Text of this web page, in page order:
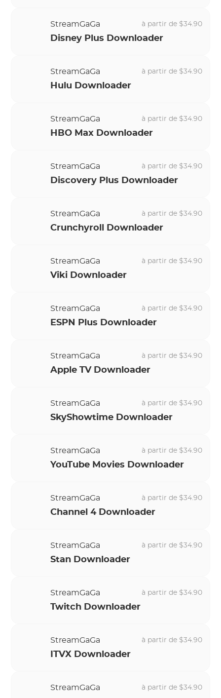
StreamGaGa à partir de $34.90
Disney Plus Downloader
StreamGaGa à partir de $34.90
Hulu Downloader
StreamGaGa à partir de $34.90
HBO Max Downloader
StreamGaGa à partir de $34.90
Discovery Plus Downloader
StreamGaGa à partir de $34.90
Crunchyroll Downloader
StreamGaGa à partir de $34.90
Viki Downloader
StreamGaGa à partir de $34.90
ESPN Plus Downloader
StreamGaGa à partir de $34.90
Apple TV Downloader
StreamGaGa à partir de $34.90
SkyShowtime Downloader
StreamGaGa à partir de $34.90
YouTube Movies Downloader
StreamGaGa à partir de $34.90
Channel 4 Downloader
StreamGaGa à partir de $34.90
Stan Downloader
StreamGaGa à partir de $34.90
Twitch Downloader
StreamGaGa à partir de $34.90
ITVX Downloader
StreamGaGa à partir de $34.90